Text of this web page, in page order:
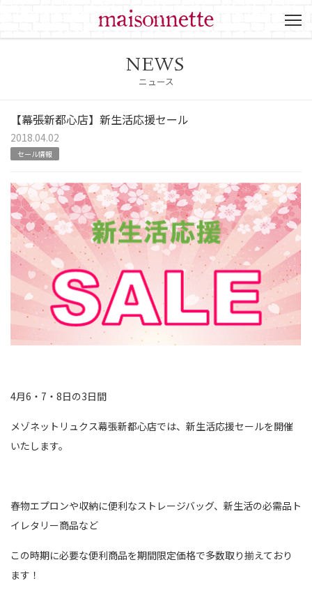
NEWS
ニュース
【幕張新都心店】新生活応援セール
2018.04.02
セール情報
4月6・7・8日の3日間
メゾネットリュクス幕張新都心店では、新生活応援セールを開催
いたします。
春物エプロンや収納に便利なストレージバッグ、新生活の必需品ト
イレタリー商品など
この時期に必要な便利商品を期間限定価格で多数取り揃えており
ます！